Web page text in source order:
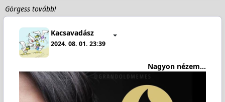
Görgess tovább!
Kacsavadász
2024. 08. 01. 23:39
Nagyon nézem...